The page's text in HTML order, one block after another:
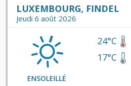
LUXEMBOURG, FINDEL
Jeudi 6 août 2026
ENSOLEILLÉ
24°C
17°C